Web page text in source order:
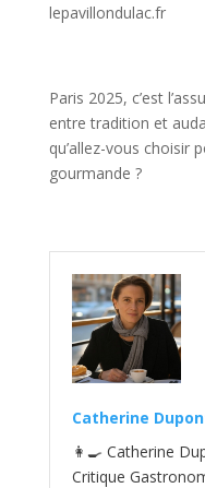
lepavillondulac.fr
Paris 2025, c’est
entre tradition et
qu’allez-vous choisir
gourmande ?
Catherine
👩‍🍳 Catherine
Critique